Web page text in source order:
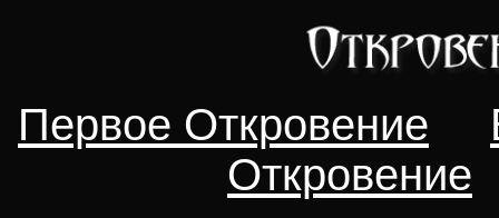
Первое Откровение
Откровение